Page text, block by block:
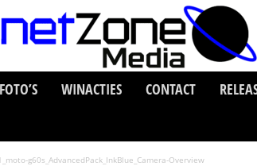
FOTO’S WINACTIES CONTACT
g60s_AdvancedPack_InkBlue_Camera-Overview